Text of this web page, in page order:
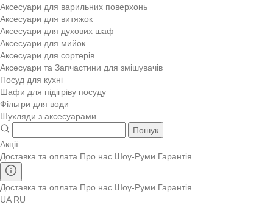
Аксесуари для варильних поверхонь
Аксесуари для витяжок
Аксесуари для духових шаф
Аксесуари для мийок
Аксесуари для сортерів
Аксесуари та Запчастини для змішувачів
Посуд для кухні
Шафи для підігріву посуду
Фільтри для води
Шухляди з аксесуарами
Пошук
Акції
Доставка та оплата Про нас Шоу-Руми Гарантія
Доставка та оплата Про нас Шоу-Руми Гарантія
UA RU